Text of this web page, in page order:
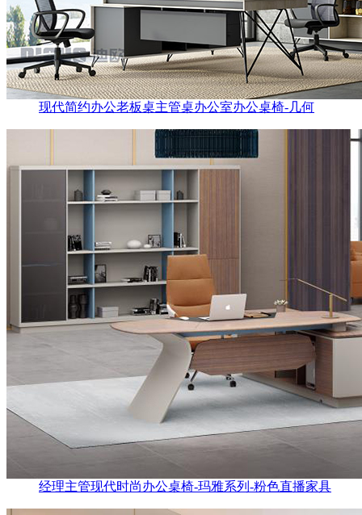
现代简约办公老板桌主管桌办公室办公桌椅-几何
经理主管现代时尚办公桌椅-玛雅系列-粉色直播家具